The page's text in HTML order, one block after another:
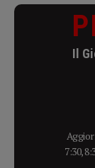
Il
7:30,